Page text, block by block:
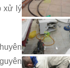
xử lý